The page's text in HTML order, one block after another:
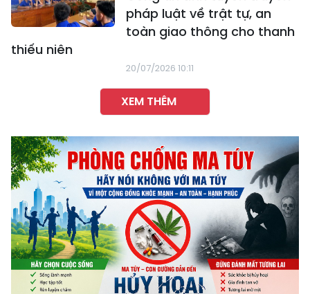
pháp luật về trật tự, an
toàn giao thông cho thanh
thiếu niên
20/07/2026 10:11
XEM THÊM